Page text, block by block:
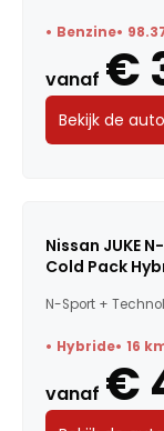
Benzine
vanaf €
Bekijk de
Nissan JUKE
Cold Pack
N-Sport +
Hybride 16
vanaf €